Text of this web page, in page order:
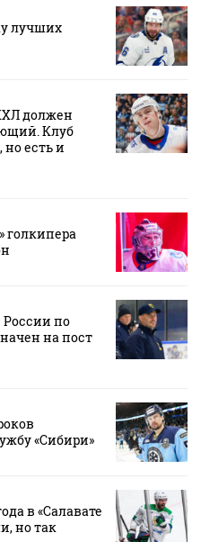
лучших
должен
Клуб
есть и
голкипера
по
на пост
«Сибири»
в «Салавате
но так